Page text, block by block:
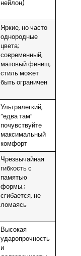
нейлон)
Яркие, но часто
однородные
цвета;
современный,
матовый финиш;
стиль может
быть ограничен
Ультралегкий,
“едва там”
почувствуйте
максимальный
комфорт
Чрезвычайная
гибкость с
памятью
формы.;
сгибается, не
ломаясь
Высокая
ударопрочность
и